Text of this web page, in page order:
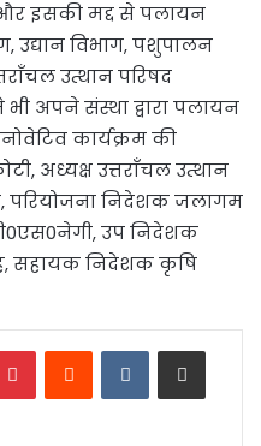
इसकी मद्द से पलायन
उद्यान विभाग, पशुपालन
उत्थान परिषद
अपने संस्था द्वारा पलायन
कार्यक्रम की
अध्यक्ष उत्तराँचल उत्थान
परियोजना निदेशक जलागम
उप निदेशक
सहायक निदेशक कृषि
PinterestReddit VKontakteShare via Email